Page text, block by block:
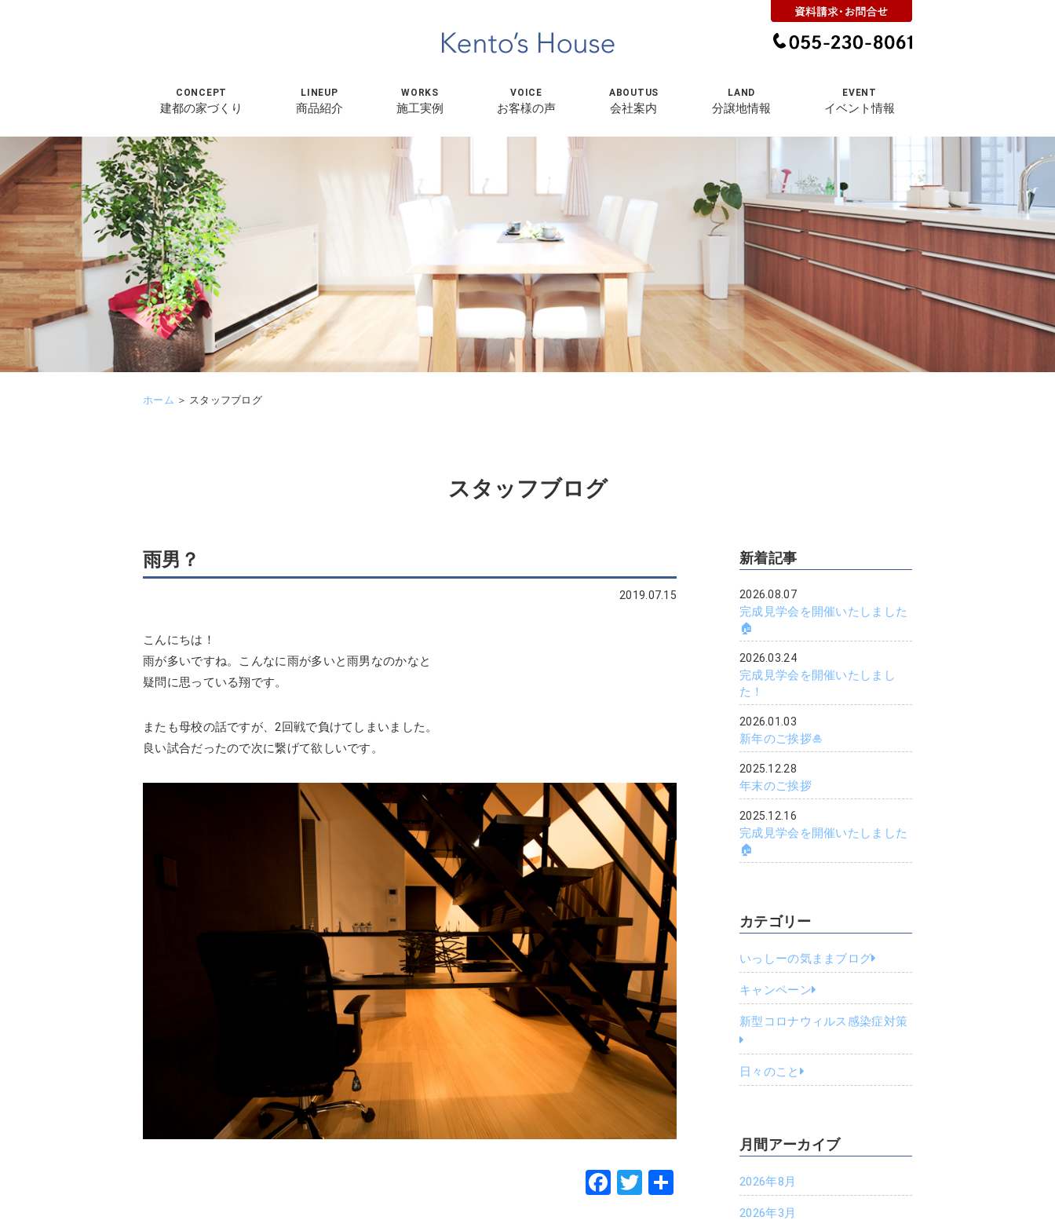
CONCEPT
建都の家づくり
LINEUP
商品紹介
WORKS
施工実例
VOICE
お客様の声
ABOUTUS
会社案内
LAND
分譲地情報
EVENT
イベント情報
ホーム ＞ スタッフブログ
スタッフブログ
雨男？
2019.07.15
こんにちは！
雨が多いですね。こんなに雨が多いと雨男なのかなと
疑問に思っている翔です。
またも母校の話ですが、2回戦で負けてしまいました。
良い試合だったので次に繋げて欲しいです。
Facebook
Twitter
新着記事
2026.08.07
完成見学会を開催いたしました
🏠
2026.03.24
完成見学会を開催いたしまし
た！
2026.01.03
新年のご挨拶🎍
2025.12.28
年末のご挨拶
2025.12.16
完成見学会を開催いたしました
🏠
カテゴリー
いっしーの気ままブログ
キャンペーン
新型コロナウィルス感染症対策
日々のこと
月間アーカイブ
2026年8月
2026年3月